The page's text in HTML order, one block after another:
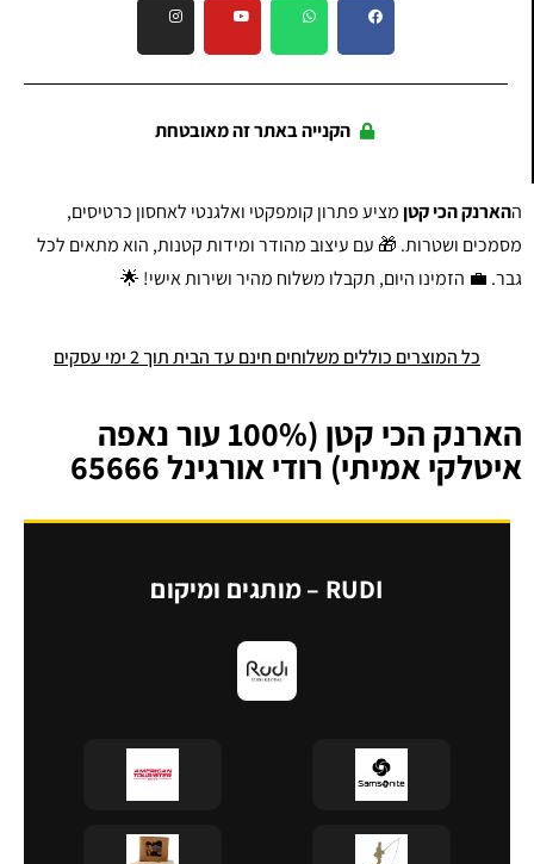
הקנייה באתר זה מאובטחת
ההארנק הכי קטןמציע פתרון קומפקטי ואלגנטי לאחסון כרטיסים,
מסמכים ושטרות. 🎁 עם עיצוב מהודר ומידות קטנות, הוא מתאים לכל
גבר. 💼 הזמינו היום, תקבלו משלוח מהיר ושירות אישי! 🌟
כל המוצרים כוללים משלוחים חינם עד הבית תוך 2 ימי עסקים
הארנק הכי קטן (100% עור נאפה
איטלקי אמיתי) רודי אורגינל 65666
RUDI – מותגים ומיקום